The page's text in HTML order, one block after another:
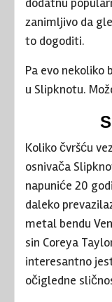
zanimljivo da
to dogoditi.
Pa evo nekoliko
u Slipknotu.
Koliko čvršću
osnivača
napuniće 20
daleko
metal bendu
sin Coreya
interesantno
očigledne